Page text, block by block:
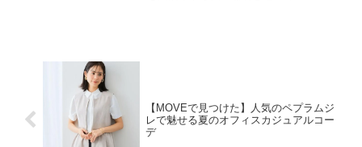
【MOVEで見つけた】人気のペプラムジ
レで魅せる夏のオフィスカジュアルコー
デ